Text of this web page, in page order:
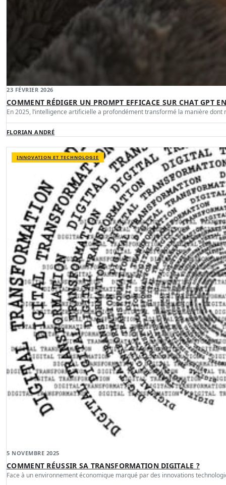
23 FÉVRIER 2026
COMMENT RÉDIGER UN PROMPT EFFICACE SUR CHAT GPT
En 2025, l’intelligence artificielle a profondément transformé la manière dont
FLORIAN ANDRÉ
INNOVATION ET TECHNOLOGIE
5 NOVEMBRE 2025
COMMENT RÉUSSIR SA TRANSFORMATION DIGITALE ?
Face à un environnement économique marqué par des innovations